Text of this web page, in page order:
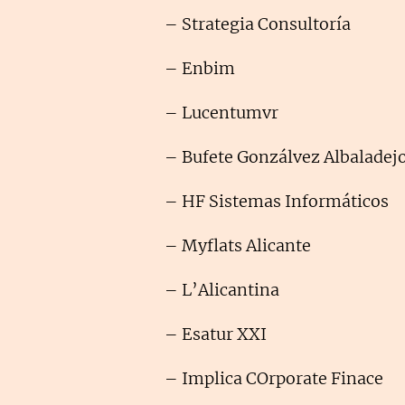
– Strategia Consultoría
– Enbim
– Lucentumvr
– Bufete Gonzálvez
– HF Sistemas Informáticos
– Myflats Alicante
– L’Alicantina
– Esatur XXI
– Implica COrporate Finace